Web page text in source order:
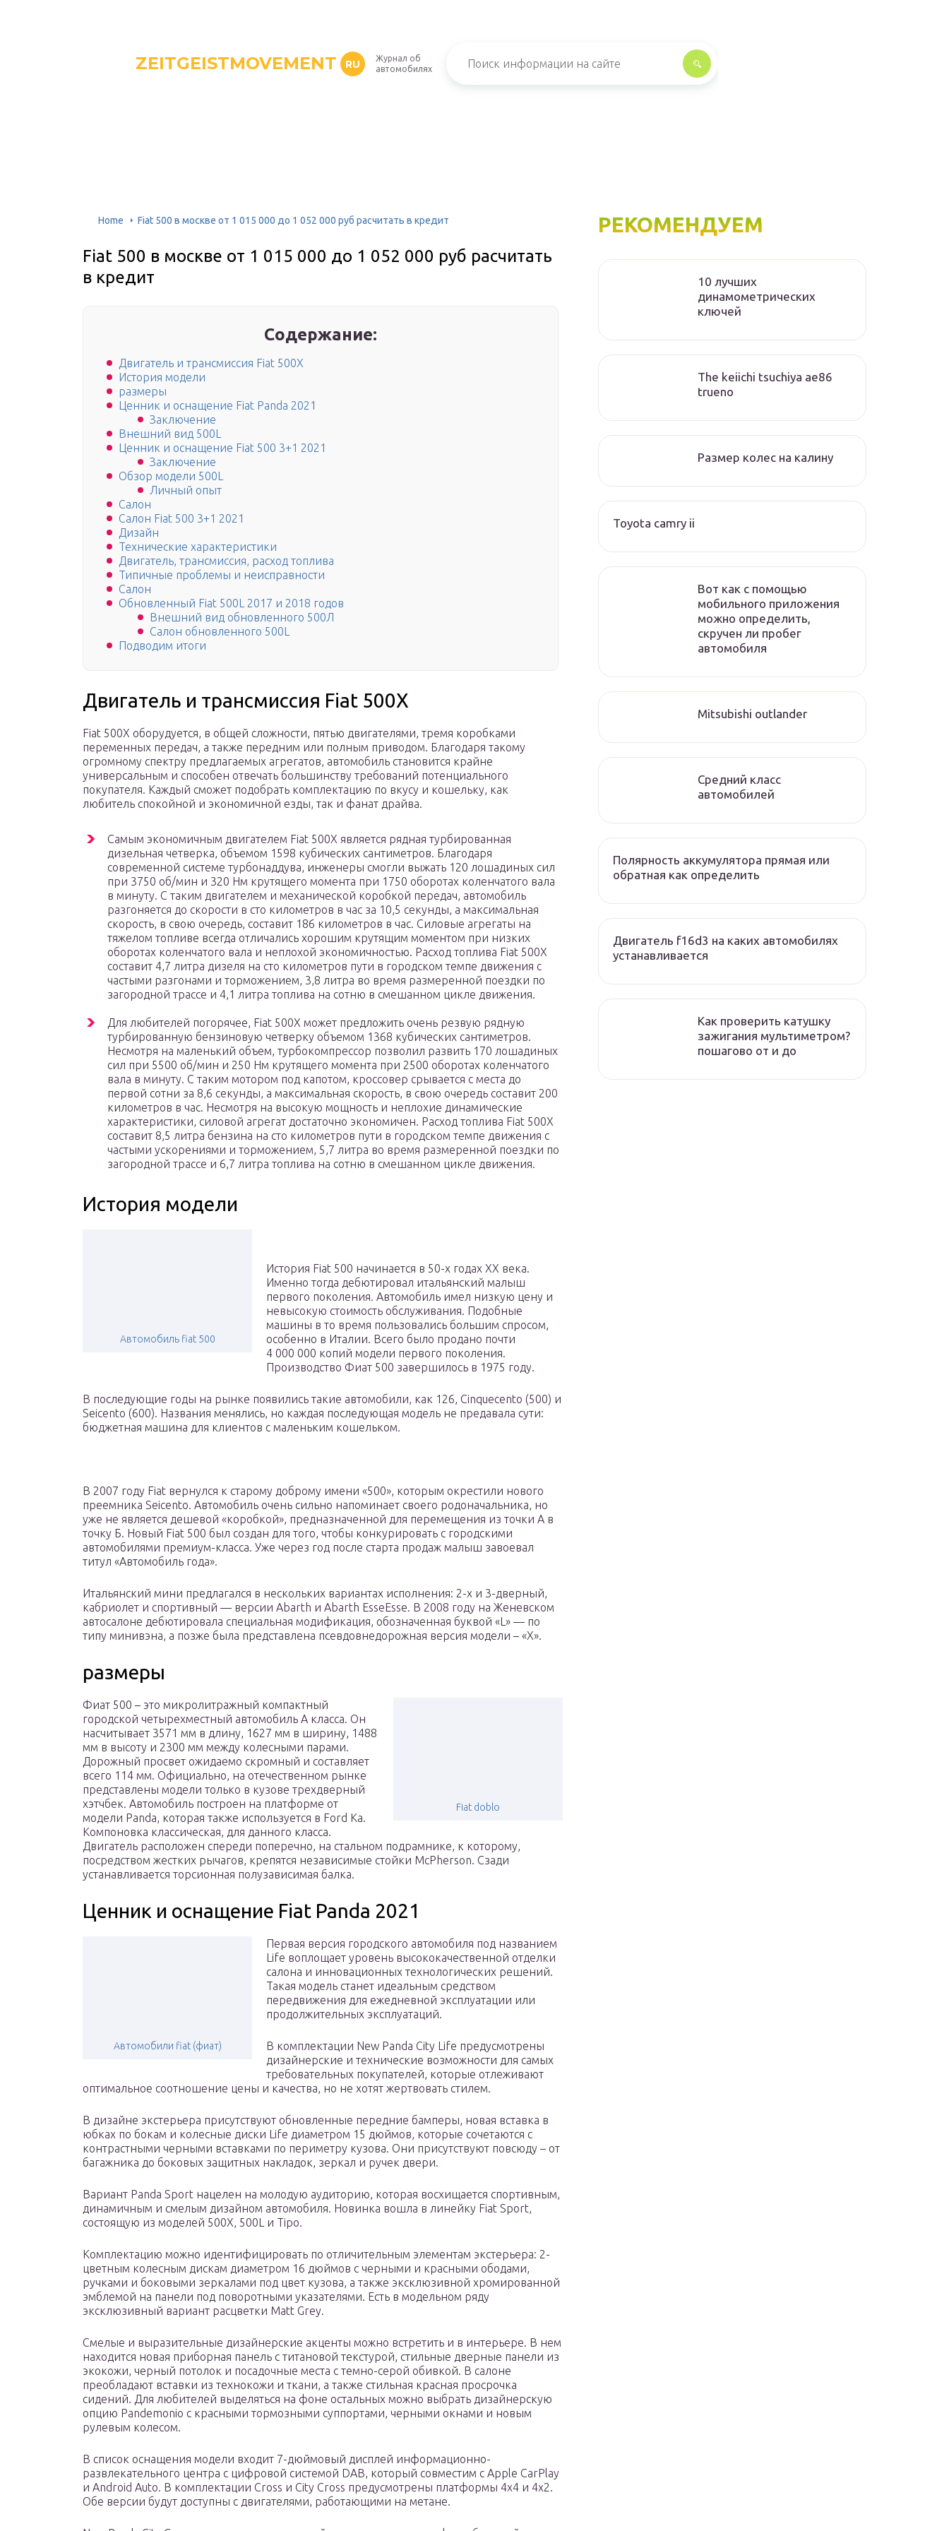
ZEITGEISTMOVEMENT RU
Журнал об
автомобилях
Home Fiat 500 в москве от 1 015 000 до 1 052 000 руб расчитать в кредит
Fiat 500 в москве от 1 015 000 до 1 052 000 руб расчитать
в кредит
Содержание:
Двигатель и трансмиссия Fiat 500X
История модели
размеры
Ценник и оснащение Fiat Panda 2021
Заключение
Внешний вид 500L
Ценник и оснащение Fiat 500 3+1 2021
Заключение
Обзор модели 500L
Личный опыт
Салон
Салон Fiat 500 3+1 2021
Дизайн
Технические характеристики
Двигатель, трансмиссия, расход топлива
Типичные проблемы и неисправности
Салон
Обновленный Fiat 500L 2017 и 2018 годов
Внешний вид обновленного 500Л
Салон обновленного 500L
Подводим итоги
Двигатель и трансмиссия Fiat 500X
Fiat 500X оборудуется, в общей сложности, пятью двигателями, тремя коробками
переменных передач, а также передним или полным приводом. Благодаря такому
огромному спектру предлагаемых агрегатов, автомобиль становится крайне
универсальным и способен отвечать большинству требований потенциального
покупателя. Каждый сможет подобрать комплектацию по вкусу и кошельку, как
любитель спокойной и экономичной езды, так и фанат драйва.
Самым экономичным двигателем Fiat 500X является рядная турбированная
дизельная четверка, объемом 1598 кубических сантиметров. Благодаря
современной системе турбонаддува, инженеры смогли выжать 120 лошадиных сил
при 3750 об/мин и 320 Нм крутящего момента при 1750 оборотах коленчатого вала
в минуту. С таким двигателем и механической коробкой передач, автомобиль
разгоняется до скорости в сто километров в час за 10,5 секунды, а максимальная
скорость, в свою очередь, составит 186 километров в час. Силовые агрегаты на
тяжелом топливе всегда отличались хорошим крутящим моментом при низких
оборотах коленчатого вала и неплохой экономичностью. Расход топлива Fiat 500X
составит 4,7 литра дизеля на сто километров пути в городском темпе движения с
частыми разгонами и торможением, 3,8 литра во время размеренной поездки по
загородной трассе и 4,1 литра топлива на сотню в смешанном цикле движения.
Для любителей погорячее, Fiat 500X может предложить очень резвую рядную
турбированную бензиновую четверку объемом 1368 кубических сантиметров.
Несмотря на маленький объем, турбокомпрессор позволил развить 170 лошадиных
сил при 5500 об/мин и 250 Нм крутящего момента при 2500 оборотах коленчатого
вала в минуту. С таким мотором под капотом, кроссовер срывается с места до
первой сотни за 8,6 секунды, а максимальная скорость, в свою очередь составит 200
километров в час. Несмотря на высокую мощность и неплохие динамические
характеристики, силовой агрегат достаточно экономичен. Расход топлива Fiat 500X
составит 8,5 литра бензина на сто километров пути в городском темпе движения с
частыми ускорениями и торможением, 5,7 литра во время размеренной поездки по
загородной трассе и 6,7 литра топлива на сотню в смешанном цикле движения.
История модели
Автомобиль fiat 500
История Fiat 500 начинается в 50-х годах ХХ века.
Именно тогда дебютировал итальянский малыш
первого поколения. Автомобиль имел низкую цену и
невысокую стоимость обслуживания. Подобные
машины в то время пользовались большим спросом,
особенно в Италии. Всего было продано почти
4 000 000 копий модели первого поколения.
Производство Фиат 500 завершилось в 1975 году.
В последующие годы на рынке появились такие автомобили, как 126, Cinquecento (500) и
Seicento (600). Названия менялись, но каждая последующая модель не предавала сути:
бюджетная машина для клиентов с маленьким кошельком.
В 2007 году Fiat вернулся к старому доброму имени «500», которым окрестили нового
преемника Seicento. Автомобиль очень сильно напоминает своего родоначальника, но
уже не является дешевой «коробкой», предназначенной для перемещения из точки А в
точку Б. Новый Fiat 500 был создан для того, чтобы конкурировать с городскими
автомобилями премиум-класса. Уже через год после старта продаж малыш завоевал
титул «Автомобиль года».
Итальянский мини предлагался в нескольких вариантах исполнения: 2-х и 3-дверный,
кабриолет и спортивный — версии Abarth и Abarth EsseEsse. В 2008 году на Женевском
автосалоне дебютировала специальная модификация, обозначенная буквой «L» — по
типу минивэна, а позже была представлена псевдовнедорожная версия модели – «Х».
размеры
Fiat doblo
Фиат 500 – это микролитражный компактный
городской четырехместный автомобиль А класса. Он
насчитывает 3571 мм в длину, 1627 мм в ширину, 1488
мм в высоту и 2300 мм между колесными парами.
Дорожный просвет ожидаемо скромный и составляет
всего 114 мм. Официально, на отечественном рынке
представлены модели только в кузове трехдверный
хэтчбек. Автомобиль построен на платформе от
модели Panda, которая также используется в Ford Ka.
Компоновка классическая, для данного класса.
Двигатель расположен спереди поперечно, на стальном подрамнике, к которому,
посредством жестких рычагов, крепятся независимые стойки McPherson. Сзади
устанавливается торсионная полузависимая балка.
Ценник и оснащение Fiat Panda 2021
Автомобили fiat (фиат)
Первая версия городского автомобиля под названием
Life воплощает уровень высококачественной отделки
салона и инновационных технологических решений.
Такая модель станет идеальным средством
передвижения для ежедневной эксплуатации или
продолжительных эксплуатаций.
В комплектации New Panda City Life предусмотрены
дизайнерские и технические возможности для самых
требовательных покупателей, которые отлеживают
оптимальное соотношение цены и качества, но не хотят жертвовать стилем.
В дизайне экстерьера присутствуют обновленные передние бамперы, новая вставка в
юбках по бокам и колесные диски Life диаметром 15 дюймов, которые сочетаются с
контрастными черными вставками по периметру кузова. Они присутствуют повсюду – от
багажника до боковых защитных накладок, зеркал и ручек двери.
Вариант Panda Sport нацелен на молодую аудиторию, которая восхищается спортивным,
динамичным и смелым дизайном автомобиля. Новинка вошла в линейку Fiat Sport,
состоящую из моделей 500X, 500L и Tipo.
Комплектацию можно идентифицировать по отличительным элементам экстерьера: 2-
цветным колесным дискам диаметром 16 дюймов с черными и красными ободами,
ручками и боковыми зеркалами под цвет кузова, а также эксклюзивной хромированной
эмблемой на панели под поворотными указателями. Есть в модельном ряду
эксклюзивный вариант расцветки Matt Grey.
Смелые и выразительные дизайнерские акценты можно встретить и в интерьере. В нем
находится новая приборная панель с титановой текстурой, стильные дверные панели из
экокожи, черный потолок и посадочные места с темно-серой обивкой. В салоне
преобладают вставки из технокожи и ткани, а также стильная красная просрочка
сидений. Для любителей выделяться на фоне остальных можно выбрать дизайнерскую
опцию Pandemonio с красными тормозными суппортами, черными окнами и новым
рулевым колесом.
В список оснащения модели входит 7-дюймовый дисплей информационно-
развлекательного центра с цифровой системой DAB, который совместим с Apple CarPlay
и Android Auto. В комплектации Cross и City Cross предусмотрены платформы 4х4 и 4х2.
Обе версии будут доступны с двигателями, работающими на метане.
РЕКОМЕНДУЕМ
10 лучших
динамометрических
ключей
The keiichi tsuchiya ae86
trueno
Размер колес на калину
Toyota camry ii
Вот как с помощью
мобильного приложения
можно определить,
скручен ли пробег
автомобиля
Mitsubishi outlander
Средний класс
автомобилей
Полярность аккумулятора прямая или
обратная как определить
Двигатель f16d3 на каких автомобилях
устанавливается
Как проверить катушку
зажигания мультиметром?
пошагово от и до